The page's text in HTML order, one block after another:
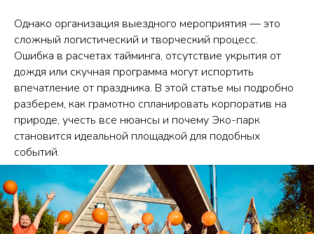
Однако организация выездного мероприятия — это
сложный логистический и творческий процесс.
Ошибка в расчетах тайминга, отсутствие укрытия от
дождя или скучная программа могут испортить
впечатление от праздника. В этой статье мы подробно
разберем, как грамотно спланировать корпоратив на
природе, учесть все нюансы и почему Эко-парк
становится идеальной площадкой для подобных
событий.